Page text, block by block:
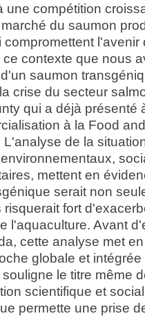
une compétition
du saumon
l'avenir
contexte que nous
saumon
crise du secteur
qui a déjà présenté
à la Food
de la
mettent en
serait non
fort
l'aquaculture. Avant
cette analyse met
globale et
le titre même
scientifique et
permette une prise